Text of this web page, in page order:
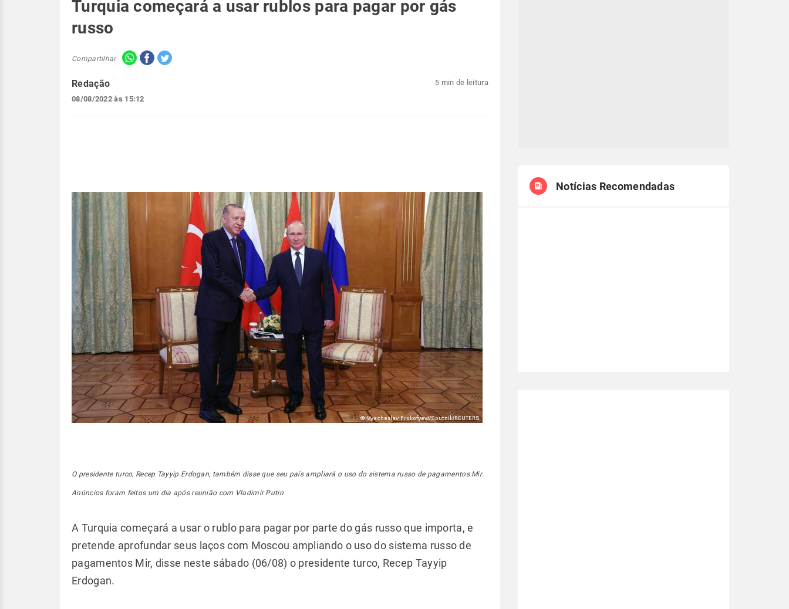
Turquia começará a usar rublos para pagar por gás
russo
Compartilhar
Redação
08/08/2022 às 15:12
5 min de leitura
O presidente turco, Recep Tayyip Erdogan, também disse que seu país ampliará o uso do sistema russo de pagamentos Mir.
Anúncios foram feitos um dia após reunião com Vladimir Putin
A Turquia começará a usar o rublo para pagar por parte do gás russo que importa, e
pretende aprofundar seus laços com Moscou ampliando o uso do sistema russo de
pagamentos Mir, disse neste sábado (06/08) o presidente turco, Recep Tayyip
Erdogan.
Notícias Recomendadas